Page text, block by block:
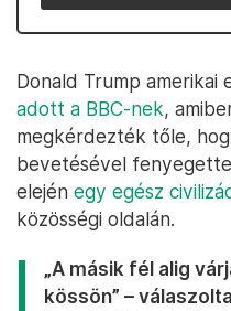
Donald Trump amerikai
adott a BBC-nek,
megkérdezték tőle,
bevetésével
elején egy egész
közösségi oldalán.
„A másik fél alig
kössön” –